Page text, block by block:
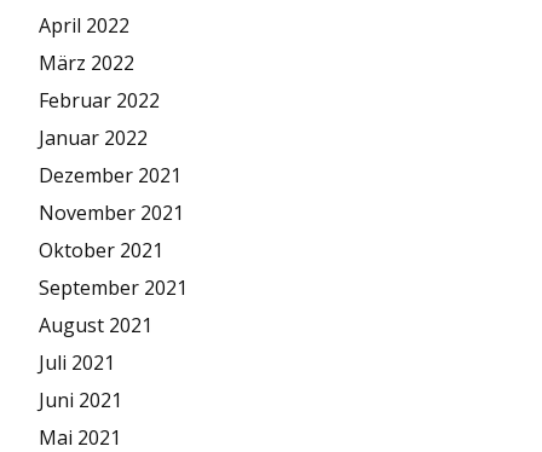
April 2022
März 2022
Februar 2022
Januar 2022
Dezember 2021
November 2021
Oktober 2021
September 2021
August 2021
Juli 2021
Juni 2021
Mai 2021